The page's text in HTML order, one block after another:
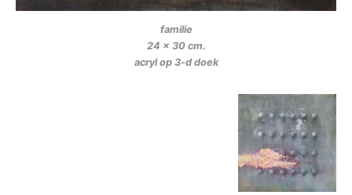
familie
24 x 30 cm.
acryl op 3-d doek